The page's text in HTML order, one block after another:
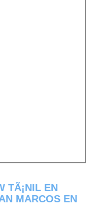
TÃ¡NIL EN
MARCOS EN